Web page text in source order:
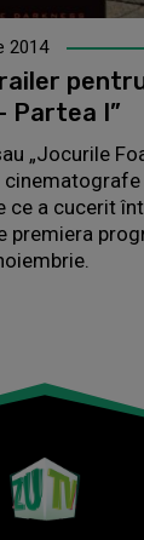
2014
Partea I”
„Jocurile
ce a cucerit
premiera